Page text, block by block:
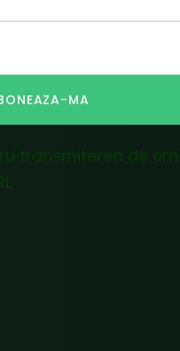
MA
transmiterea de